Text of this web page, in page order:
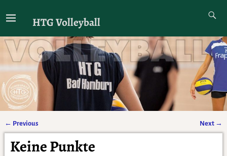
HTG Volleyball
Artikelnavigation
← Previous Next →
Keine Punkte